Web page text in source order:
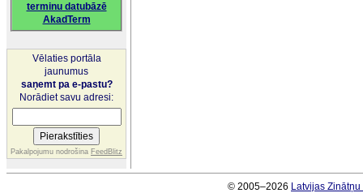
terminu datubāzē
AkadTerm
Vēlaties portāla
jaunumus
saņemt pa e-pastu?
Norādiet savu adresi:
Pakalpojumu nodrošina FeedBlitz
© 2005–2026 Latvijas